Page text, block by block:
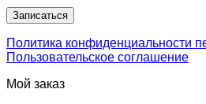
Политика конфиденциальности
Пользовательское соглашение
Мой заказ